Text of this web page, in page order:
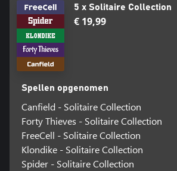
5 x Solitaire Collection
€ 19,99
Spellen opgenomen
Canfield - Solitaire Collection
Forty Thieves - Solitaire Collection
FreeCell - Solitaire Collection
Klondike - Solitaire Collection
Spider - Solitaire Collection